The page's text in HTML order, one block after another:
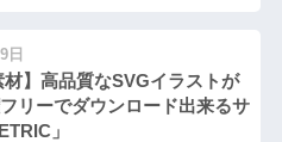
日
材】高品質なSVGイラストが
リーでダウンロード出来るサ
」